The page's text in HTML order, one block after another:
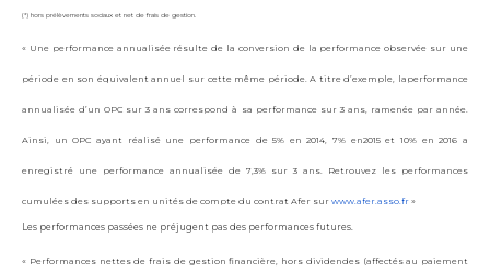
(*) hors prélèvements sociaux et net de frais de gestion.
« Une performance annualisée résulte de la conversion de la performance observée sur une
période en son équivalent annuel sur cette même période. A titre d’exemple, laperformance
annualisée d’un OPC sur 3 ans correspond à sa performance sur 3 ans, ramenée par année.
Ainsi, un OPC ayant réalisé une performance de 5% en 2014, 7% en2015 et 10% en 2016 a
enregistré une performance annualisée de 7,3% sur 3 ans. Retrouvez les performances
cumulées des supports en unités de compte du contrat Afer sur www.afer.asso.fr »
Les performances passées ne préjugent pas des performances futures.
« Performances nettes de frais de gestion financière, hors dividendes (affectés au paiement